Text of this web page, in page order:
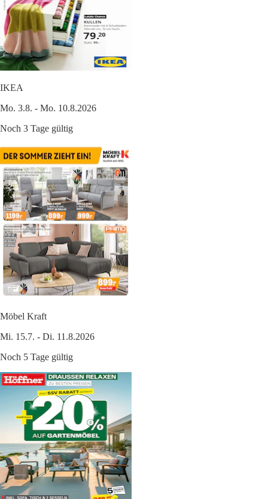
IKEA
Mo. 3.8. - Mo. 10.8.2026
Noch 3 Tage gültig
Möbel Kraft
Mi. 15.7. - Di. 11.8.2026
Noch 5 Tage gültig